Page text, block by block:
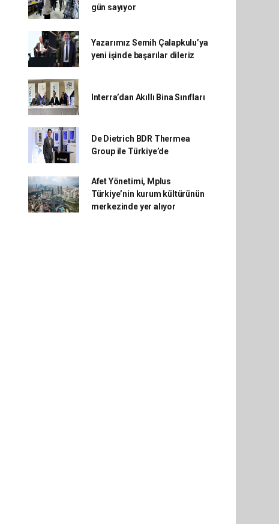
gün sayıyor
Yazarımız Semih Çalapkulu’ya
yeni işinde başarılar dileriz
Interra’dan Akıllı Bina Sınıfları
De Dietrich BDR Thermea
Group ile Türkiye’de
Afet Yönetimi, Mplus
Türkiye’nin kurum kültürünün
merkezinde yer alıyor